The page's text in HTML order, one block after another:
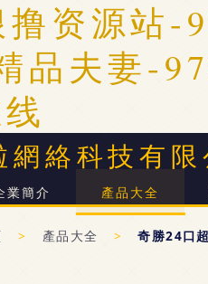
撸资源站-
品夫妻-
網絡科技有限
業簡介 產品大全
> 產品大全 > 奇勝24口